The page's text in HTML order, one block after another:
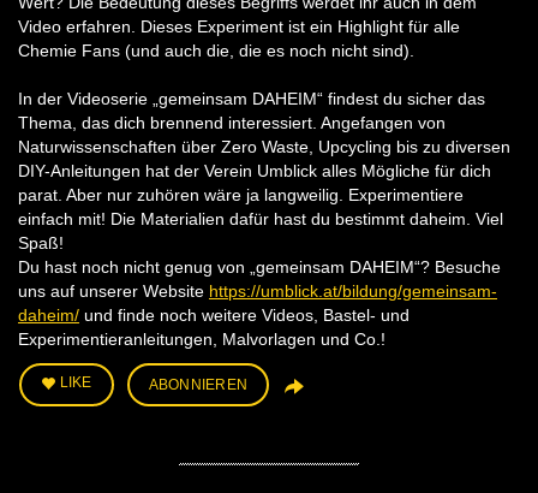
Video erfahren. Dieses Experiment ist ein Highlight für alle
Chemie Fans (und auch die, die es noch nicht sind).
In der Videoserie „gemeinsam DAHEIM“ findest du sicher das
Thema, das dich brennend interessiert. Angefangen von
Naturwissenschaften über Zero Waste, Upcycling bis zu diversen
DIY-Anleitungen hat der Verein Umblick alles Mögliche für dich
parat. Aber nur zuhören wäre ja langweilig. Experimentiere
einfach mit! Die Materialien dafür hast du bestimmt daheim. Viel
Spaß!
Du hast noch nicht genug von „gemeinsam DAHEIM“? Besuche
uns auf unserer Website https://umblick.at/bildung/gemeinsam-
daheim/ und finde noch weitere Videos, Bastel- und
Experimentieranleitungen, Malvorlagen und Co.!
LIKE ABONNIEREN